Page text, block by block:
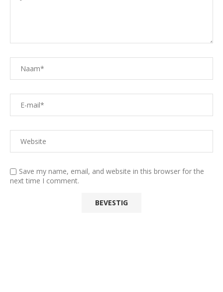
Save my name, email, and website in this browser for the
next time I comment.